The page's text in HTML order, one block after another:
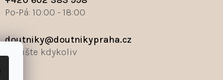
doutniky@doutnikypraha.cz